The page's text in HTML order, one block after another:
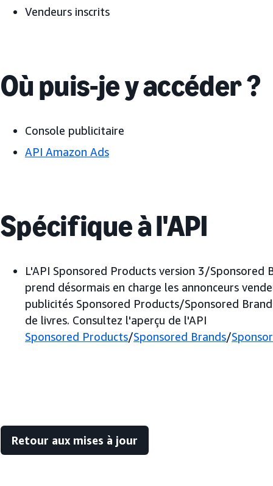
Vendeurs inscrits
Où puis-je y accéder ?
Console publicitaire
API Amazon Ads
Spécifique à l'API
L'API Sponsored Products version 3/Sponsored
prend désormais en charge les annonceurs
publicités Sponsored Products/Sponsored
de livres. Consultez l'aperçu de l'API
Sponsored Products/Sponsored Brands/
Retour aux mises à jour